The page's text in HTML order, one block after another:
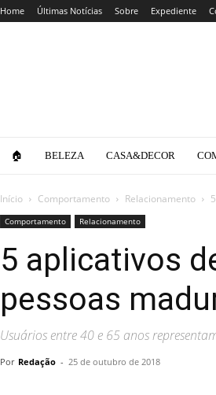
Home Últimas Notícias Sobre Expediente
🏠 BELEZA CASA&DECOR
Início Comportamento Relacionamento
Comportamento Relacionamento
5 aplicativos
pessoas
Usuários entre 40 e 65 anos
Por Redação - 25 de outubro de 2018